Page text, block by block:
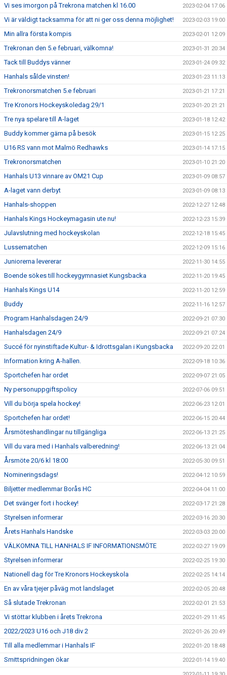
Vi ses imorgon på Trekrona matchen kl 16.00 2023-02-04 17:06
Vi är väldigt tacksamma för att ni ger oss denna möjlighet! 2023-02-03 19:00
Min allra första kompis 2023-02-01 12:09
Trekronan den 5.e februari, välkomna! 2023-01-31 20:34
Tack till Buddys vänner 2023-01-24 09:32
Hanhals sålde vinsten! 2023-01-23 11:13
Trekronorsmatchen 5.e februari 2023-01-21 17:21
Tre Kronors Hockeyskoledag 29/1 2023-01-20 21:21
Tre nya spelare till A-laget 2023-01-18 12:42
Buddy kommer gärna på besök 2023-01-15 12:25
U16 RS vann mot Malmö Redhawks 2023-01-14 17:15
Trekronorsmatchen 2023-01-10 21:20
Hanhals U13 vinnare av OM21 Cup 2023-01-09 08:57
A-laget vann derbyt 2023-01-09 08:13
Hanhals-shoppen 2022-12-27 12:48
Hanhals Kings Hockeymagasin ute nu! 2022-12-23 15:39
Julavslutning med hockeyskolan 2022-12-18 15:45
Lussematchen 2022-12-09 15:16
Juniorerna levererar 2022-11-30 14:55
Boende sökes till hockeygymnasiet Kungsbacka 2022-11-20 19:45
Hanhals Kings U14 2022-11-20 12:59
Buddy 2022-11-16 12:57
Program Hanhalsdagen 24/9 2022-09-21 07:30
Hanhalsdagen 24/9 2022-09-21 07:24
Succé för nyinstiftade Kultur- & Idrottsgalan i Kungsbacka 2022-09-20 22:01
Information kring A-hallen. 2022-09-18 10:36
Sportchefen har ordet 2022-09-07 21:05
Ny personuppgiftspolicy 2022-07-06 09:51
Vill du börja spela hockey! 2022-06-23 12:01
Sportchefen har ordet! 2022-06-15 20:44
Årsmöteshandlingar nu tillgängliga 2022-06-13 21:25
Vill du vara med i Hanhals valberedning! 2022-06-13 21:04
Årsmöte 20/6 kl 18:00 2022-05-30 09:51
Nomineringsdags! 2022-04-12 10:59
Biljetter medlemmar Borås HC 2022-04-04 11:00
Det svänger fort i hockey! 2022-03-17 21:28
Styrelsen informerar 2022-03-16 20:30
Årets Hanhals Handske 2022-03-03 20:00
VÄLKOMNA TILL HANHALS IF INFORMATIONSMÖTE 2022-02-27 19:09
Styrelsen informerar 2022-02-25 19:30
Nationell dag för Tre Kronors Hockeyskola 2022-02-25 14:14
En av våra tjejer påväg mot landslaget 2022-02-05 20:48
Så slutade Trekronan 2022-02-01 21:53
Vi stöttar klubben i årets Trekrona 2022-01-29 11:45
2022/2023 U16 och J18 div 2 2022-01-26 20:49
Till alla medlemmar i Hanhals IF 2022-01-20 18:48
Smittspridningen ökar 2022-01-14 19:40